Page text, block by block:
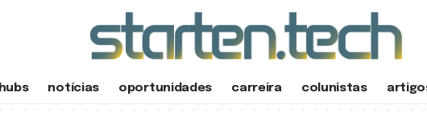
hubs notícias oportunidades carreira colunistas